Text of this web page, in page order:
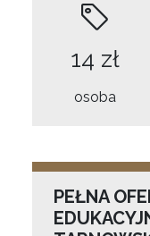
14 zł
osoba
PEŁNA